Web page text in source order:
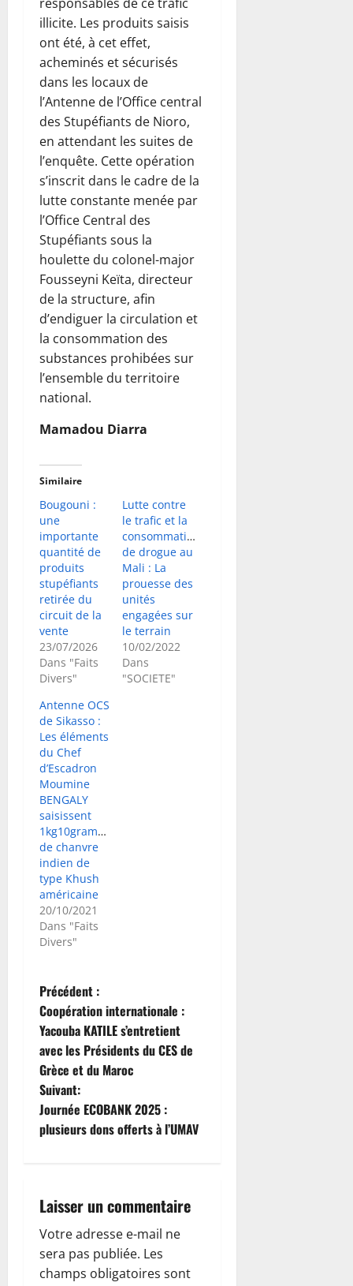
illicite. Les produits saisis
ont été, à cet effet,
acheminés et sécurisés
dans les locaux de
l’Antenne de l’Office central
des Stupéfiants de Nioro,
en attendant les suites de
l’enquête. Cette opération
s’inscrit dans le cadre de la
lutte constante menée par
l’Office Central des
Stupéfiants sous la
houlette du colonel-major
Fousseyni Keïta, directeur
de la structure, afin
d’endiguer la circulation et
la consommation des
substances prohibées sur
l’ensemble du territoire
national.
Mamadou Diarra
Similaire
Bougouni :
une
importante
quantité de
produits
stupéfiants
retirée du
circuit de la
vente
23/07/2026
Dans "Faits
Divers"
Lutte contre
le trafic et la
consommation
de drogue au
Mali : La
prouesse des
unités
engagées sur
le terrain
10/02/2022
Dans
"SOCIETE"
Antenne OCS
de Sikasso :
Les éléments
du Chef
d’Escadron
Moumine
BENGALY
saisissent
1kg10grammes
de chanvre
indien de
type Khush
américaine
20/10/2021
Dans "Faits
Divers"
N
a
v
i
g
t
i
o
Précédent :
Coopération internationale :
Yacouba KATILE s’entretient
avec les Présidents du CES de
Grèce et du Maroc
Suivant:
Journée ECOBANK 2025 :
plusieurs dons offerts à l’UMAV
Laisser un commentaire
Votre adresse e-mail ne
sera pas publiée. Les
champs obligatoires sont